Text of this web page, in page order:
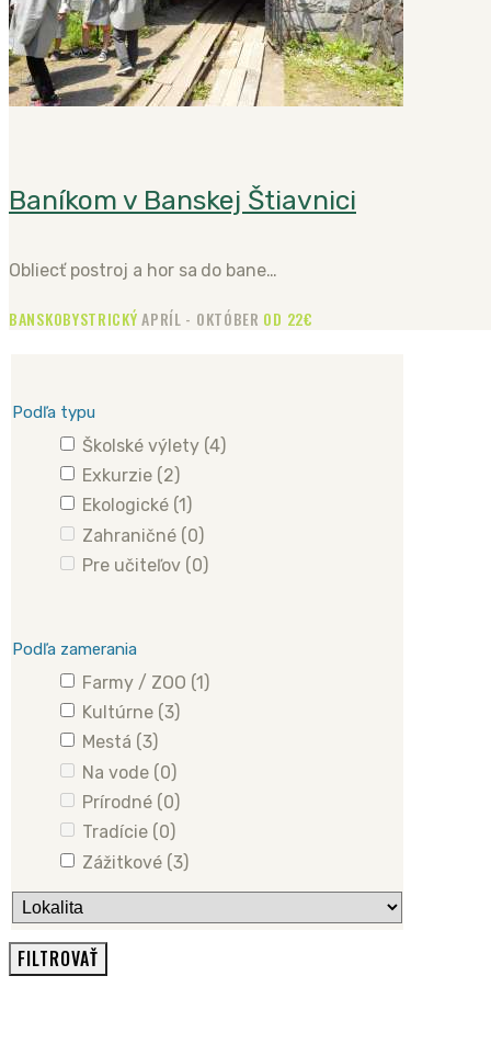
Baníkom v Banskej Štiavnici
Obliecť postroj a hor sa do bane…
BANSKOBYSTRICKÝ APRÍL - OKTÓBER OD 22€
Podľa typu
Školské výlety (4)
Exkurzie (2)
Ekologické (1)
Zahraničné (0)
Pre učiteľov (0)
Podľa zamerania
Farmy / ZOO (1)
Kultúrne (3)
Mestá (3)
Na vode (0)
Prírodné (0)
Tradície (0)
Zážitkové (3)